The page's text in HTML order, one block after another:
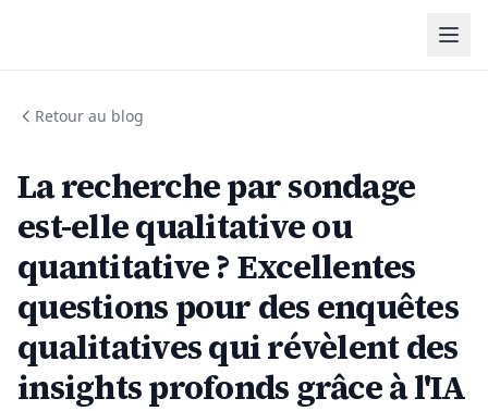
Retour au blog
La recherche par sondage
est-elle qualitative ou
quantitative ? Excellentes
questions pour des enquêtes
qualitatives qui révèlent des
insights profonds grâce à l'IA